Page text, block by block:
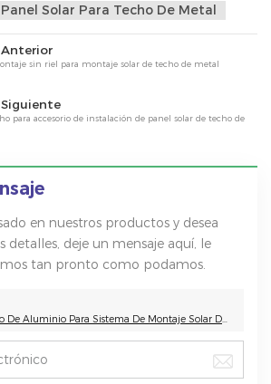
Solar Para Techo De Metal
sin riel para montaje solar de techo de metal
para accesorio de instalación de panel solar de techo de
en nuestros productos y desea
detalles, deje un mensaje aquí, le
tan pronto como podamos.
Abrazadera De Techo De Aluminio Para Sistema De Montaje Solar De Techo De Metal